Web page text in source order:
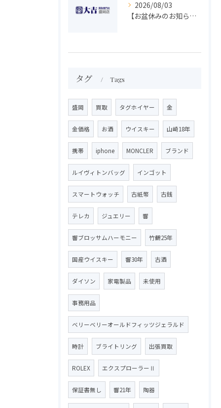
2026/08/03
【お盆休みのお知らせ】買取専門 大吉 盛岡店
タグ Tags
盛岡 買取 タグホイヤー 金
金価格 お酒 ウイスキー 山崎18年
携帯 iphone MONCLER ブランド
ルイヴィトンバッグ インゴット
スマートウォッチ 古紙幣 古銭
テレカ ジュエリー 響
響ブロッサムハーモニー 竹鶴25年
国産ウイスキー 響30年 古酒
ダイソン 家電製品 未使用
事務用品
ベリーベリーオールドフィッツジェラルド
時計 ブライトリング 出張買取
ROLEX エクスプローラーⅡ
保証書無し 響21年 陶器